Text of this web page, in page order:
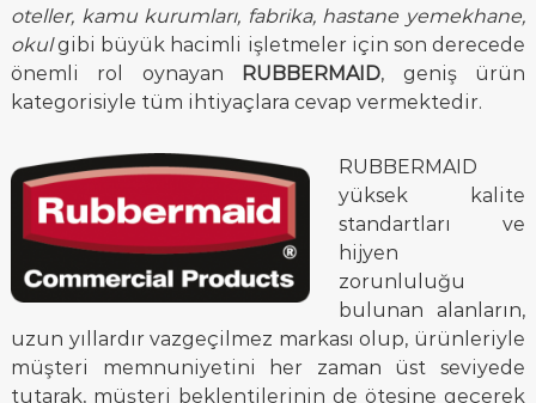
oteller, kamu kurumları, fabrika, hastane yemekhane,
okulgibi büyük hacimli işletmeler için son derecede
önemli rol oynayan RUBBERMAID, geniş ürün
kategorisiyle tüm ihtiyaçlara cevap vermektedir.
RUBBERMAID
yüksek kalite
standartları ve
hijyen
zorunluluğu
bulunan alanların,
uzun yıllardır vazgeçilmez markası olup, ürünleriyle
müşteri memnuniyetini her zaman üst seviyede
tutarak, müşteri beklentilerinin de ötesine geçerek